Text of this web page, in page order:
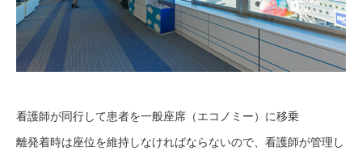
看護師が同行して患者を一般座席（エコノミー）に移乗
離発着時は座位を維持しなければならないので、看護師が管理し